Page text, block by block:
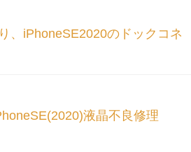
、iPhoneSE2020のドックコネ
液晶不良修理